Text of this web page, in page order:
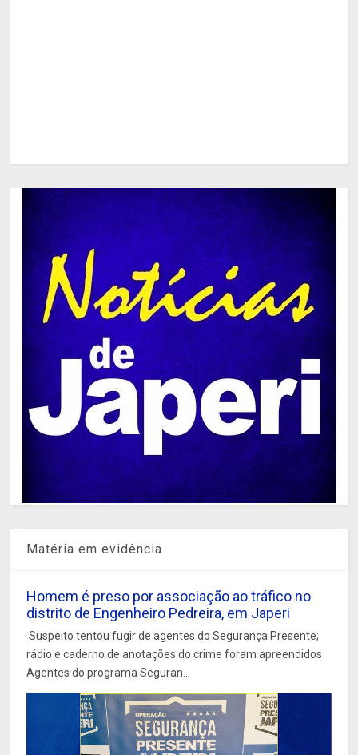
Matéria em evidência
Homem é preso por associação ao tráfico no
distrito de Engenheiro Pedreira, em Japeri
Suspeito tentou fugir de agentes do Segurança Presente;
rádio e caderno de anotações do crime foram apreendidos
Agentes do programa Seguran...